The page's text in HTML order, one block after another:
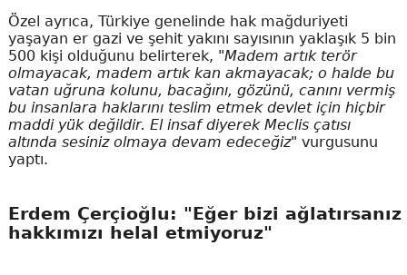
Özel ayrıca, Türkiye genelinde hak mağduriyeti
yaşayan er gazi ve şehit yakını sayısının yaklaşık 5 bin
500 kişi olduğunu belirterek, "Madem artık terör
olmayacak, madem artık kan akmayacak; o halde bu
vatan uğruna kolunu, bacağını, gözünü, canını vermiş
bu insanlara haklarını teslim etmek devlet için hiçbir
maddi yük değildir. El insaf diyerek Meclis çatısı
altında sesiniz olmaya devam edeceğiz" vurgusunu
yaptı.
Erdem Çerçioğlu: "Eğer bizi ağlatırsanız
hakkımızı helal etmiyoruz"